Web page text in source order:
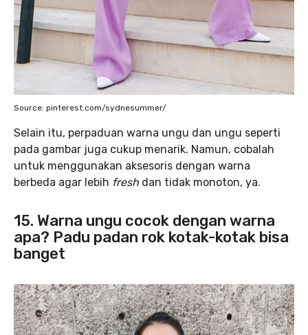
Source: pinterest.com/sydnesummer/
Selain itu, perpaduan warna ungu dan ungu seperti
pada gambar juga cukup menarik. Namun, cobalah
untuk menggunakan aksesoris dengan warna
berbeda agar lebih fresh dan tidak monoton, ya.
15. Warna ungu cocok dengan warna
apa? Padu padan rok kotak-kotak bisa
banget